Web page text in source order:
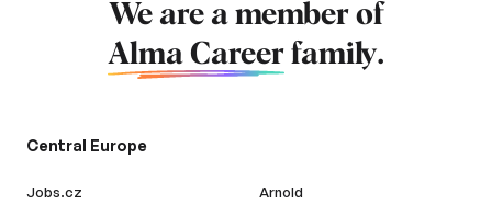
We are a member of
Alma Career family.
Central Europe
Jobs.cz
Arnold